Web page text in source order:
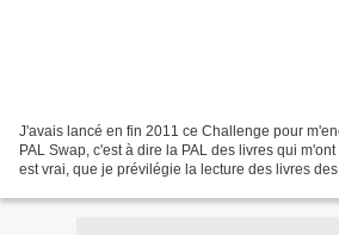
J'avais lancé en fin 2011 ce Challenge pour
PAL Swap, c'est à dire la PAL des livres qui m'ont
est vrai, que je prévilégie la lecture des livres